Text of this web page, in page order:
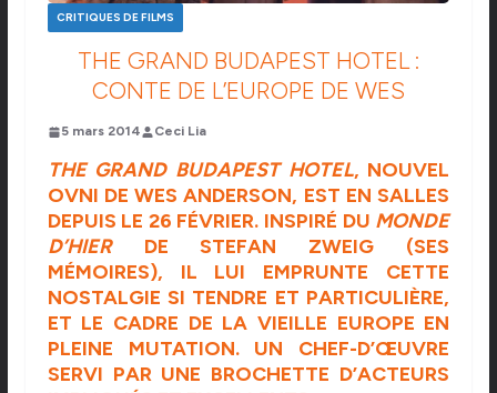
CRITIQUES DE FILMS
THE GRAND BUDAPEST HOTEL :
CONTE DE L’EUROPE DE WES
5 mars 2014 Ceci Lia
THE GRAND BUDAPEST HOTEL, NOUVEL
OVNI DE WES ANDERSON, EST EN SALLES
DEPUIS LE 26 FÉVRIER. INSPIRÉ DU MONDE
D’HIERDE STEFAN ZWEIG (SES
MÉMOIRES), IL LUI EMPRUNTE CETTE
NOSTALGIE SI TENDRE ET PARTICULIÈRE,
ET LE CADRE DE LA VIEILLE EUROPE EN
PLEINE MUTATION. UN CHEF-D’ŒUVRE
SERVI PAR UNE BROCHETTE D’ACTEURS